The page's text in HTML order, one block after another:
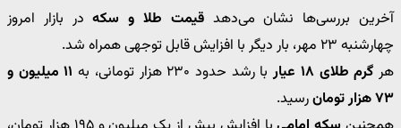
آخرین بررسی‌ها نشان می‌دهدقیمت طلا و سکهدر بازار امروز
چهارشنبه ۲۳ مهر، بار دیگر با افزایش قابل توجهی همراه شد.
هر گرم طلای ۱۸ عیار با رشد حدود ۲۳۰ هزار تومانی، به
۱۱ میلیون و
۷۳ هزار تومان
رسید.